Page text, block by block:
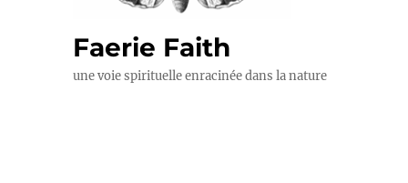
Faerie Faith
une voie spirituelle enracinée dans la nature